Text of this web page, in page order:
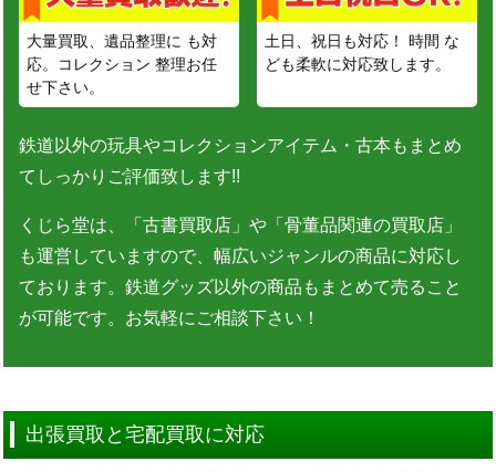
大量買取、遺品整理に も対
応。コレクション 整理お任
せ下さい。
土日、祝日も対応！ 時間 な
ども柔軟に対応致します。
鉄道以外の玩具やコレクションアイテム・古本もまとめ
てしっかりご評価致します!!
くじら堂は、「古書買取店」や「骨董品関連の買取店」
も運営していますので、幅広いジャンルの商品に対応し
ております。鉄道グッズ以外の商品もまとめて売ること
が可能です。お気軽にご相談下さい！
出張買取と宅配買取に対応